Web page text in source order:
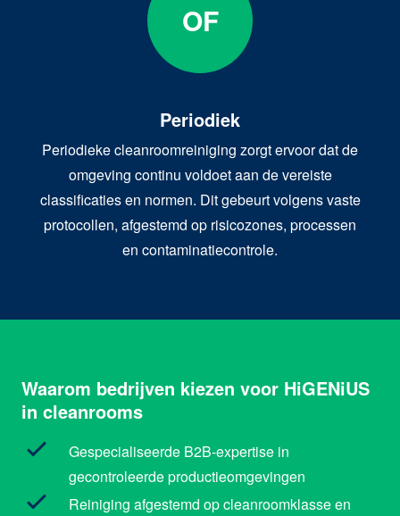
OF
Periodiek
Periodieke cleanroomreiniging zorgt ervoor dat de
omgeving continu voldoet aan de vereiste
classificaties en normen. Dit gebeurt volgens vaste
protocollen, afgestemd op risicozones, processen
en contaminatiecontrole.
Waarom bedrijven kiezen voor HiGENiUS
in cleanrooms
Gespecialiseerde B2B-expertise in
gecontroleerde productieomgevingen
Reiniging afgestemd op cleanroomklasse en